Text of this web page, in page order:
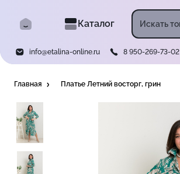
Каталог
info@etalina-online.ru 8 950-269-73-02
Главная Платье Летний восторг, грин